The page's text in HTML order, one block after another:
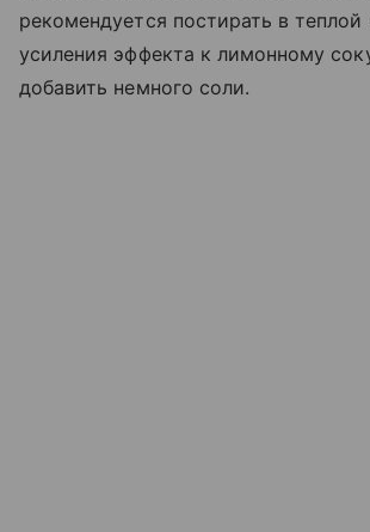
рекомендуется постирать в теплой
усиления эффекта к лимонному
добавить немного соли.